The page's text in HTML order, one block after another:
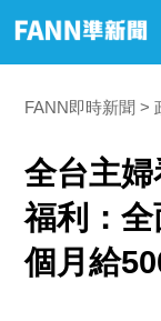
FANN即時新聞
全台主
福利：
個月給